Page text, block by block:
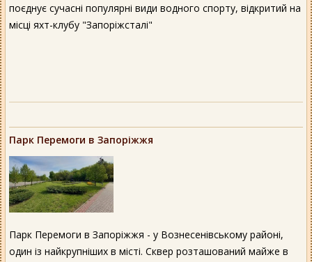
поєднує сучасні популярні види водного спорту, відкритий на
місці яхт-клубу "Запоріжсталі"
Парк Перемоги в Запоріжжя
Парк Перемоги в Запоріжжя - у Вознесенівському районі,
один із найкрупніших в місті. Сквер розташований майже в